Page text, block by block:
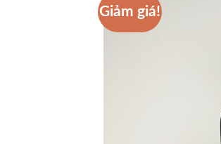
Giảm giá!